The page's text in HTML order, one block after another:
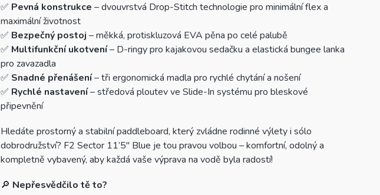
✅ Pevná konstrukce – dvouvrstvá Drop-Stitch technologie pro minimální flex a
maximální životnost
✅ Bezpečný postoj – měkká, protiskluzová EVA pěna po celé palubě
✅ Multifunkční ukotvení– D-ringy pro kajakovou sedačku a elastická bungee lanka
pro zavazadla
✅ Snadné přenášení– tři ergonomická madla pro rychlé chytání a nošení
✅ Rychlé nastavení– středová ploutev ve Slide-In systému pro bleskové
připevnění
Hledáte prostorný a stabilní paddleboard, který zvládne rodinné výlety i sólo
dobrodružství? F2 Sector 11’5″ Blue je tou pravou volbou – komfortní, odolný a
kompletně vybavený, aby každá vaše výprava na vodě byla radostí!
🔎 Nepřesvědčilo tě to?